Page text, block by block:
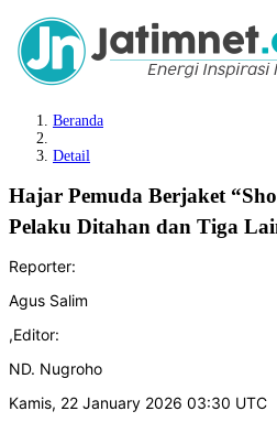
Beranda
Detail
Hajar Pemuda Berjaket
Pelaku Ditahan dan Tiga
Reporter:
Agus Salim
,Editor:
ND. Nugroho
Kamis, 22 January 2026 03:30 UTC